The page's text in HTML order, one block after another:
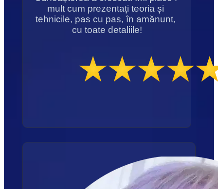
mult cum prezentați teoria și
tehnicile, pas cu pas, în amănunt,
cu toate detaliile!